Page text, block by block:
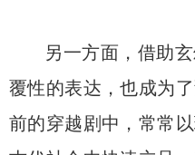
另一方面，借助
覆性的表达，也成为
前的穿越剧中，常常